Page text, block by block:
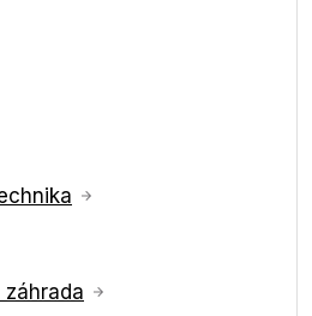
záhrada